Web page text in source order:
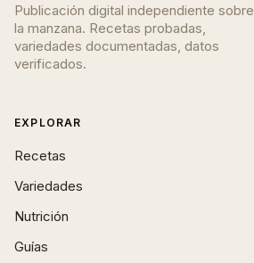
Publicación digital independiente sobre
la manzana. Recetas probadas,
variedades documentadas, datos
verificados.
EXPLORAR
Recetas
Variedades
Nutrición
Guías